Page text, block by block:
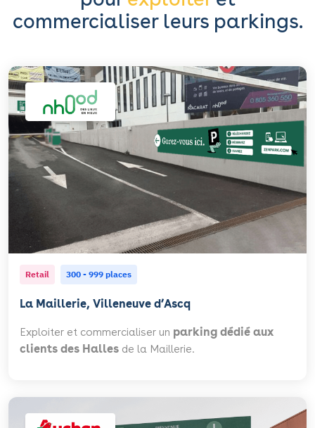
commercialiser leurs parkings.
Retail 300 - 999 places
La Maillerie, Villeneuve d’Ascq
Exploiter et commercialiser un parking dédié aux
clients des Halles de la Maillerie.